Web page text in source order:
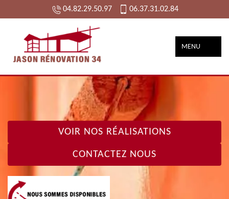
04.82.29.50.97 06.37.31.02.84
MENU
VOIR NOS RÉALISATIONS
CONTACTEZ NOUS